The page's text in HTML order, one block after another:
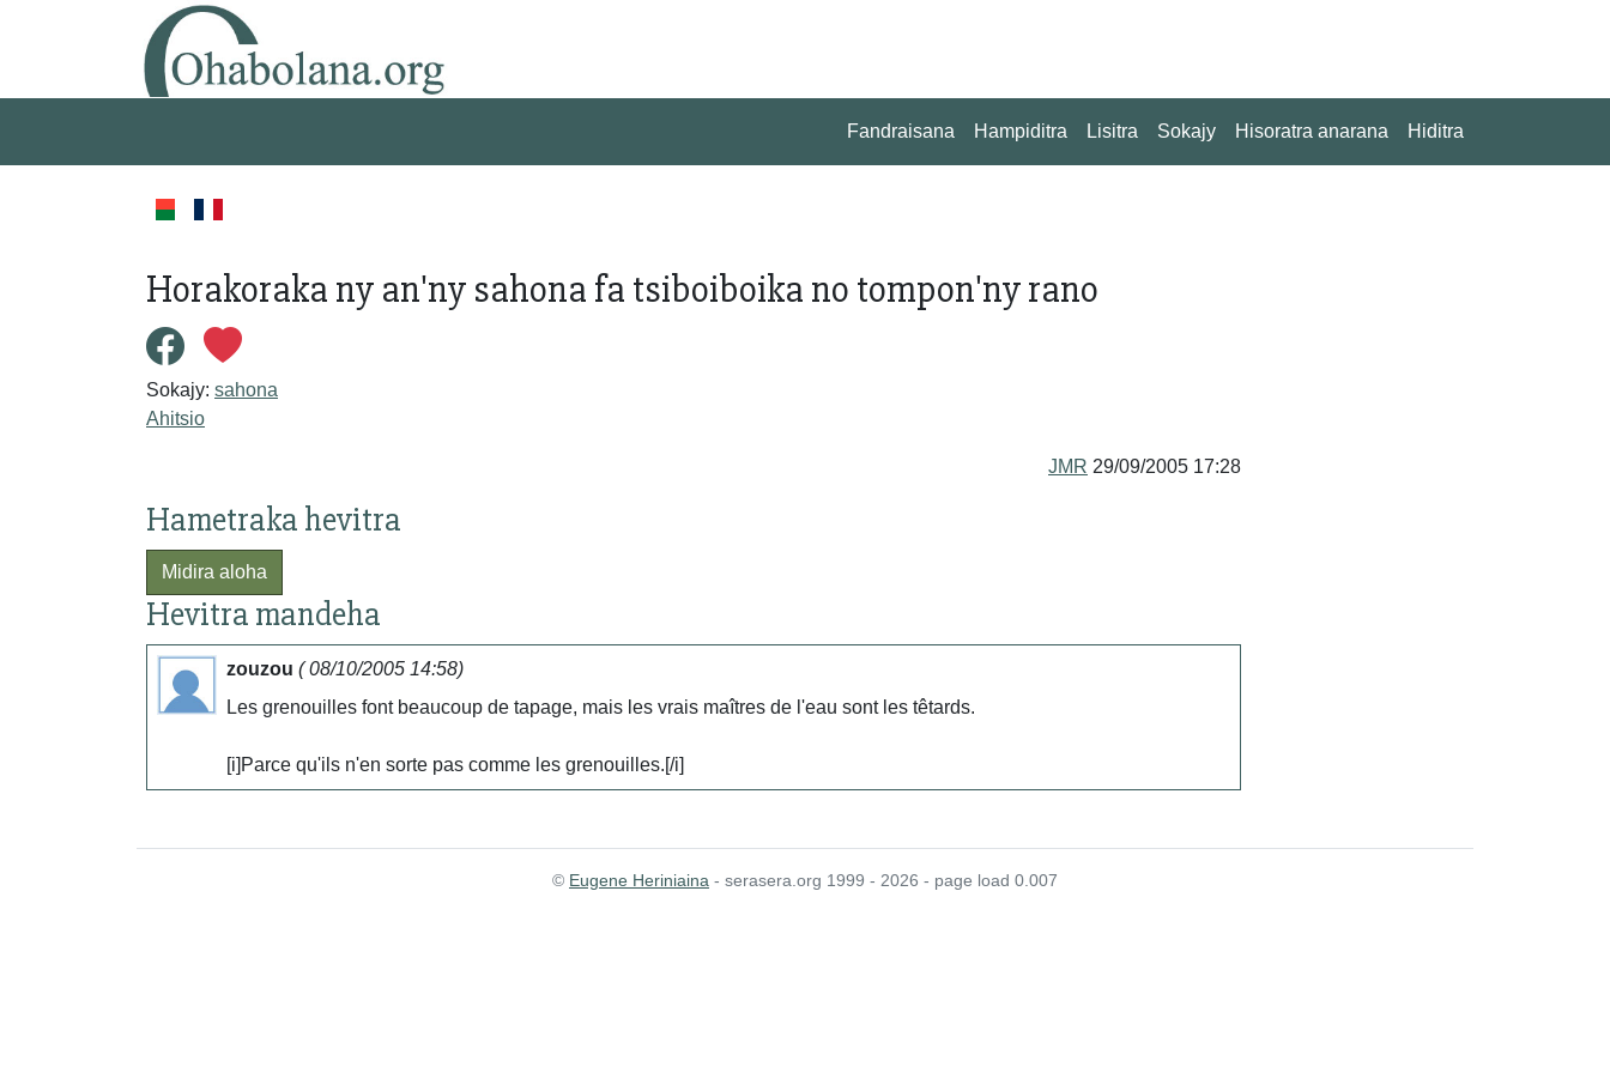
Fandraisana Hampiditra Lisitra Sokajy Hisoratra anarana Hiditra
Horakoraka ny an'ny sahona fa tsiboiboika no tompon'ny rano
Sokajy: sahona
Ahitsio
JMR 29/09/2005 17:28
Hametraka hevitra
Midira aloha
Hevitra mandeha
zouzou ( 08/10/2005 14:58)
Les grenouilles font beaucoup de tapage, mais les vrais maîtres de l'eau sont les têtards.
[i]Parce qu'ils n'en sorte pas comme les grenouilles.[/i]
© Eugene Heriniaina - serasera.org 1999 - 2026 - page load 0.007